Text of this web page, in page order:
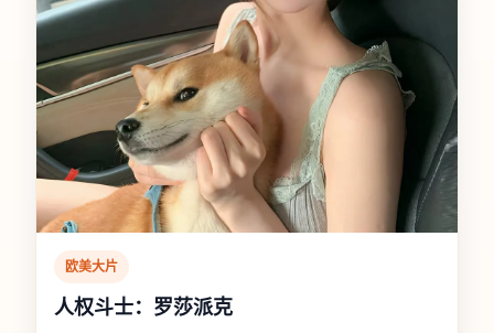
欧美大片
人权斗士：罗莎派克